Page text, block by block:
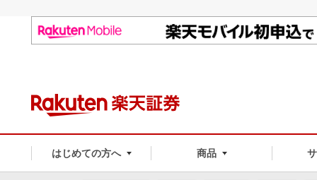
はじめての方へ 商品